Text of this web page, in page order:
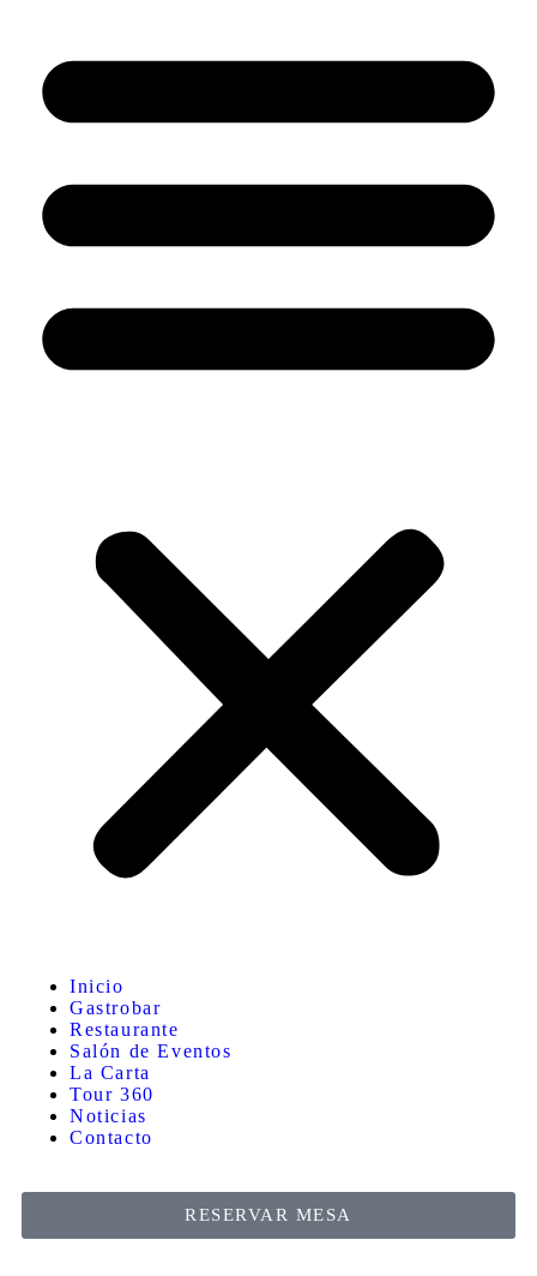
Inicio
Gastrobar
Restaurante
Salón de Eventos
La Carta
Tour 360
Noticias
Contacto
RESERVAR MESA